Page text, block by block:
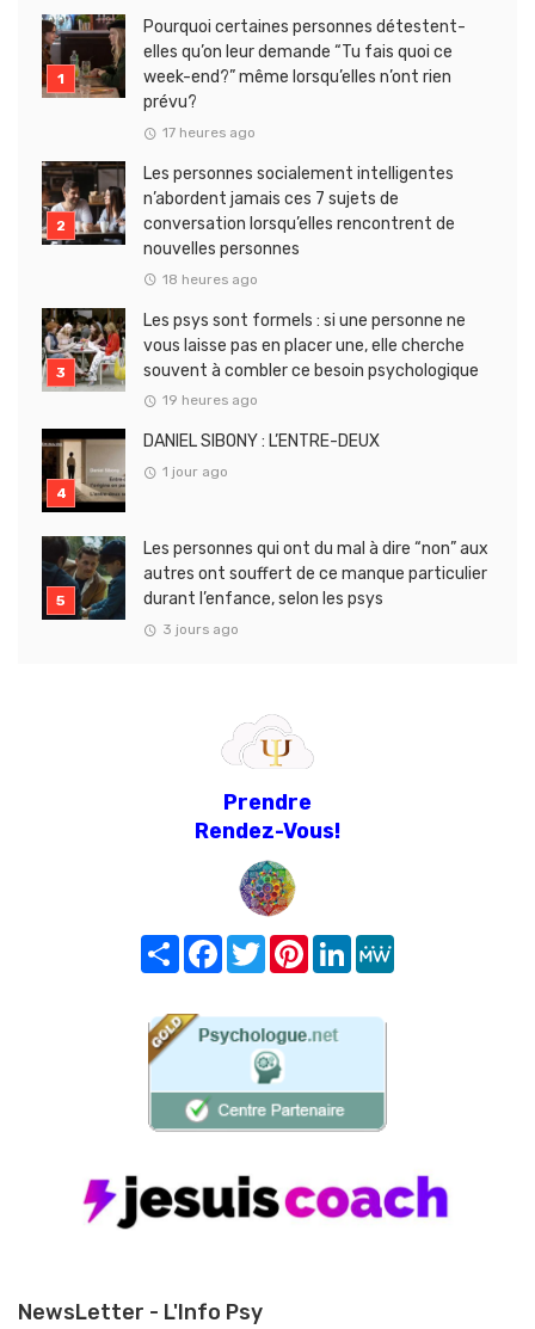
Pourquoi certaines personnes détestent-
elles qu’on leur demande “Tu fais quoi ce
week-end?” même lorsqu’elles n’ont rien
prévu?
17 heures ago
Les personnes socialement intelligentes
n’abordent jamais ces 7 sujets de
conversation lorsqu’elles rencontrent de
nouvelles personnes
18 heures ago
Les psys sont formels : si une personne ne
vous laisse pas en placer une, elle cherche
souvent à combler ce besoin psychologique
19 heures ago
DANIEL SIBONY : L’ENTRE-DEUX
1 jour ago
Les personnes qui ont du mal à dire “non” aux
autres ont souffert de ce manque particulier
durant l’enfance, selon les psys
3 jours ago
Prendre
Rendez-Vous!
Share FacebookTwitterPinterest
LinkedIn
NewsLetter - L'Info Psy